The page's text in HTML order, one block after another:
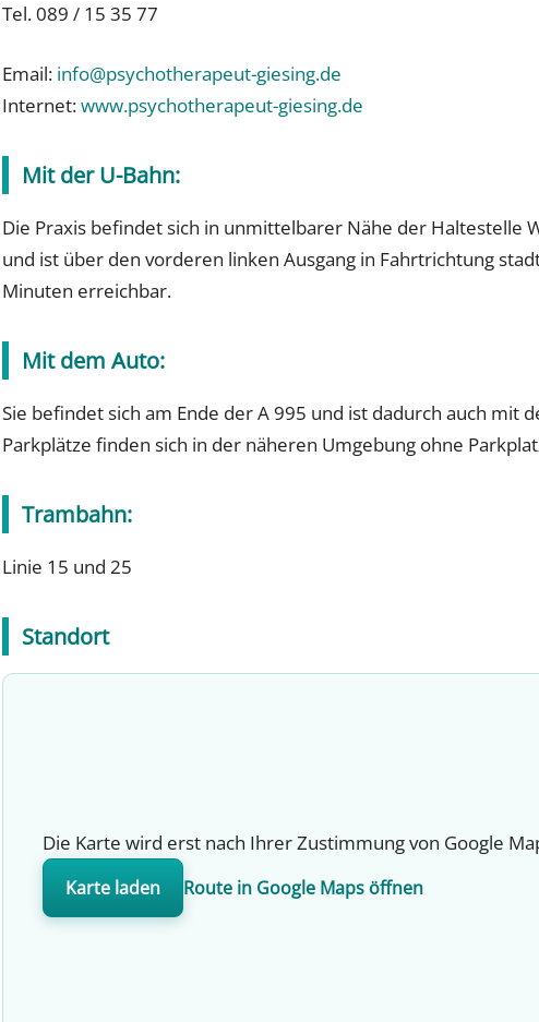
Tel. 089 / 15 35 77
Email: info@psychotherapeut-giesing.de
Internet:www.psychotherapeut-giesing.de
Mit der U-Bahn:
Die Praxis befindet sich in unmittelbarer Nähe der Haltestelle
und ist über den vorderen linken Ausgang in Fahrtrichtung
Minuten erreichbar.
Mit dem Auto:
Sie befindet sich am Ende der A 995 und ist dadurch auch mit
Parkplätze finden sich in der näheren Umgebung ohne
Trambahn:
Linie 15 und 25
Standort
Die Karte wird erst nach Ihrer Zustimmung von Google
Karte laden Route in Google Maps öffnen